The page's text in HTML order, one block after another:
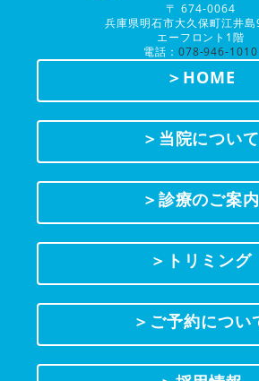
〒 674-0064
兵庫県明石市大久保町江井
エーフロント1階
電話： 078-946-1010
＞HOME
＞当院について
＞診療のご案内
＞トリミング
＞ご予約につい